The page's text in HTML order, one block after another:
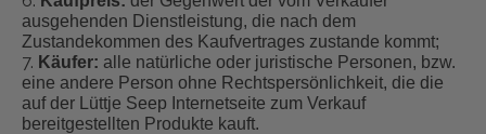
ausgehenden Dienstleistung, die nach dem
Zustandekommen des Kaufvertrages zustande kommt;
Käufer: alle natürliche oder juristische Personen, bzw.
eine andere Person ohne Rechtspersönlichkeit, die die
auf der Lüttje Seep Internetseite zum Verkauf
bereitgestellten Produkte kauft.